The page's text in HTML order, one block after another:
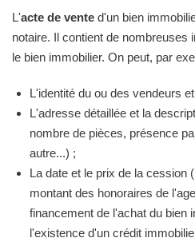
L'acte de vente d'un bien
notaire. Il contient de nombreuses
le bien immobilier. On peut, par
L'identité du ou des vendeurs
L'adresse détaillée et la
nombre de pièces, présence
autre...) ;
La date et le prix de la cession
montant des honoraires de
financement de l'achat du bien
l'existence d'un crédit